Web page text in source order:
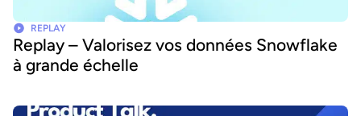
REPLAY
Replay – Valorisez vos données Snowflake
à grande échelle